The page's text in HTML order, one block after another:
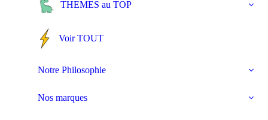
THEMES au TOP
Voir TOUT
Notre Philosophie
Nos marques